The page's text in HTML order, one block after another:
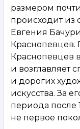
размером
происходит из
Евгения
Краснопевцев.
Краснопевцев
и возглавляет
и дорогих
искусства. За
периода после
не первое